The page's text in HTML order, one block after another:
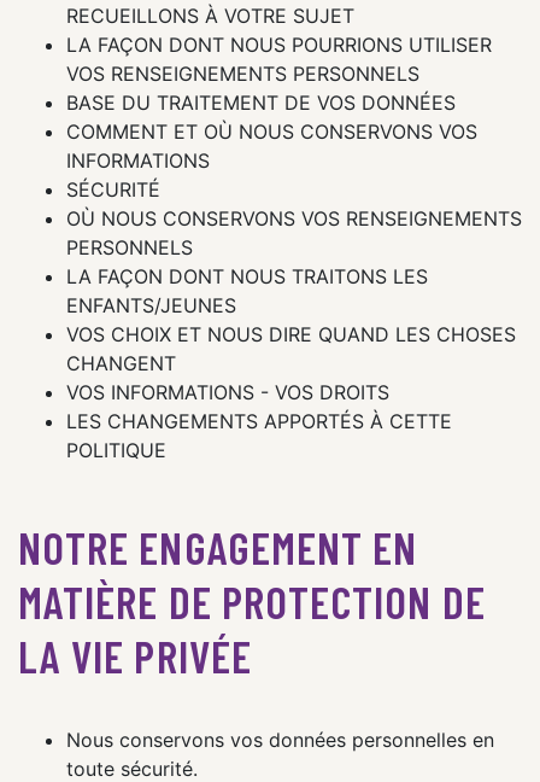
RECUEILLONS À VOTRE SUJET
LA FAÇON DONT NOUS POURRIONS UTILISER
VOS RENSEIGNEMENTS PERSONNELS
BASE DU TRAITEMENT DE VOS DONNÉES
COMMENT ET OÙ NOUS CONSERVONS VOS
INFORMATIONS
SÉCURITÉ
OÙ NOUS CONSERVONS VOS RENSEIGNEMENTS
PERSONNELS
LA FAÇON DONT NOUS TRAITONS LES
ENFANTS/JEUNES
VOS CHOIX ET NOUS DIRE QUAND LES CHOSES
CHANGENT
VOS INFORMATIONS - VOS DROITS
LES CHANGEMENTS APPORTÉS À CETTE
POLITIQUE
NOTRE ENGAGEMENT EN
MATIÈRE DE PROTECTION DE
LA VIE PRIVÉE
Nous conservons vos données personnelles en
toute sécurité.